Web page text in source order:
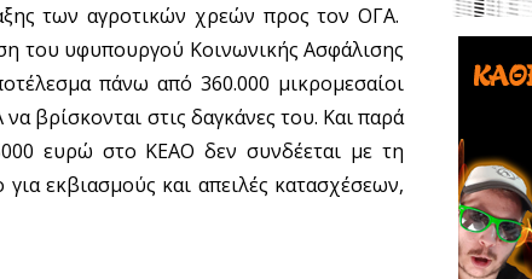
των αγροτικών χρεών προς τον ΟΓΑ.
του υφυπουργού Κοινωνικής Ασφάλισης
πάνω από 360.000 μικρομεσαίοι
βρίσκονται στις δαγκάνες του. Και παρά
ευρώ στο ΚΕΑΟ δεν συνδέεται με τη
εκβιασμούς και απειλές κατασχέσεων,